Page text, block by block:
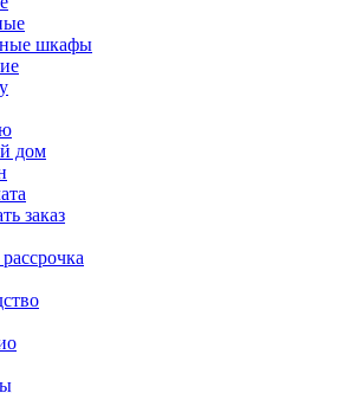
шкафы
дом
заказ